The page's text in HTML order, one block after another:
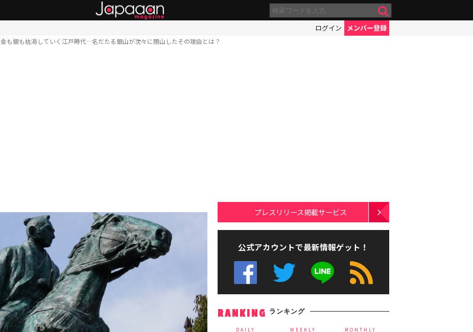
ログイン メンバー登録
金も銀も枯渇していく江戸時代…名だたる銀山が次々に閉山したその理由とは？
プレスリリース掲載サービス
公式アカウントで最新情報ゲット！
RANKING ランキング
DAILY WEEKLY MONTHLY